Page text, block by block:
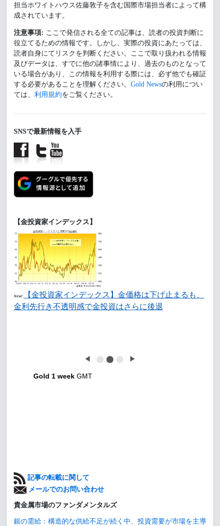
担当ホワイトハウス佐藤敦子を含む国際市場担当者によって構
成されています。
注意事項: ここで発信される全ての記事は、読者の投資判断に
役立てるための情報です。しかし、実際の投資にあたっては、
読者自身にてリスクを判断ください。ここで取り扱われる情報
及びデータは、すでに他の諸事情により、過去のものとなって
いる場合があり、この情報を利用する際には、必ず他でも確証
する必要があることを理解ください。 Gold Newsの利用につい
ては、 利用規約をご覧ください。
SNSで最新情報を入手
【金投資家インデックス】
New!
【金投資家インデックス】金価格は下げ止まるも、
金利先行き不透明感で金投資はさらに後退
◀ ⬤ ⬤ ⬤ ▶
Gold 1 week GMT
記事の転載に関して
メールでのお問い合わせ
貴金属市場のファンダメンタルズ
銀の需給：構造的な供給不足が続く中、投資需要が市場を主導